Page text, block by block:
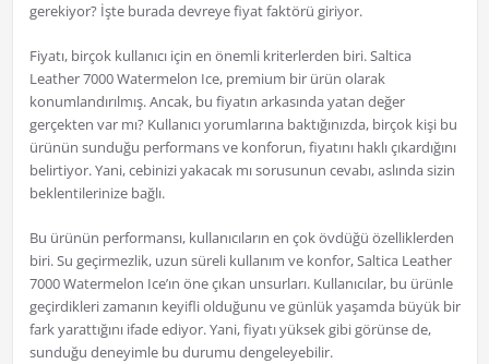
gerekiyor? İşte burada devreye fiyat faktörü giriyor.
Fiyatı, birçok kullanıcı için en önemli kriterlerden biri. Saltica
Leather 7000 Watermelon Ice, premium bir ürün olarak
konumlandırılmış. Ancak, bu fiyatın arkasında yatan değer
gerçekten var mı? Kullanıcı yorumlarına baktığınızda, birçok kişi bu
ürünün sunduğu performans ve konforun, fiyatını haklı çıkardığını
belirtiyor. Yani, cebinizi yakacak mı sorusunun cevabı, aslında sizin
beklentilerinize bağlı.
Bu ürünün performansı, kullanıcıların en çok övdüğü özelliklerden
biri. Su geçirmezlik, uzun süreli kullanım ve konfor, Saltica Leather
7000 Watermelon Ice’ın öne çıkan unsurları. Kullanıcılar, bu ürünle
geçirdikleri zamanın keyifli olduğunu ve günlük yaşamda büyük bir
fark yarattığını ifade ediyor. Yani, fiyatı yüksek gibi görünse de,
sunduğu deneyimle bu durumu dengeleyebilir.